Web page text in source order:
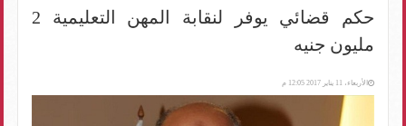
حكم قضائي يوفر لنقابة المهن التعليمية 2
مليون جنيه
الأربعاء، 11 يناير 2017 12:05 م